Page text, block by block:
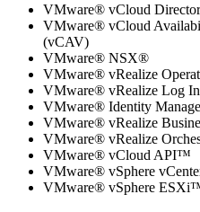
VMware® vCloud
VMware® vCloud
(vCAV)
VMware® NSX®
VMware® vRealize
VMware® vRealize Log
VMware® Identity
VMware® vRealize
VMware® vRealize
VMware® vCloud API™
VMware® vSphere
VMware® vSphere